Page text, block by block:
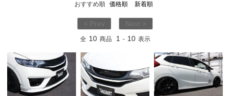
おすすめ順 価格順 新着順
< Prev Next >
全 10 商品 1 - 10 表示